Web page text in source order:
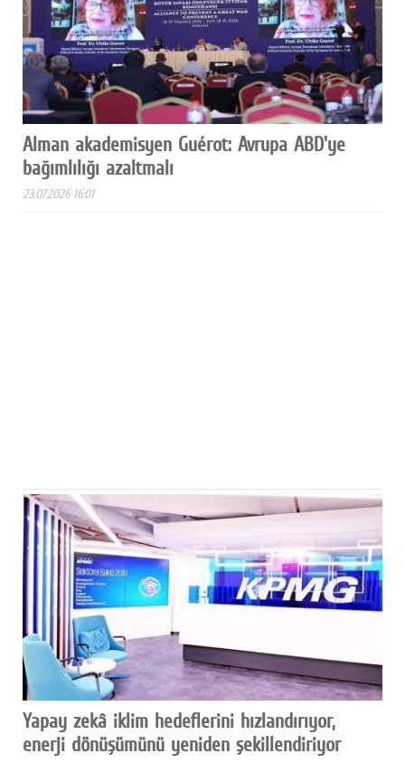
Alman akademisyen Guérot: Avrupa ABD'ye
bağımlılığı azaltmalı
23.07.2026 16:01
Yapay zekâ iklim hedeflerini hızlandırıyor,
enerji dönüşümünü yeniden şekillendiriyor